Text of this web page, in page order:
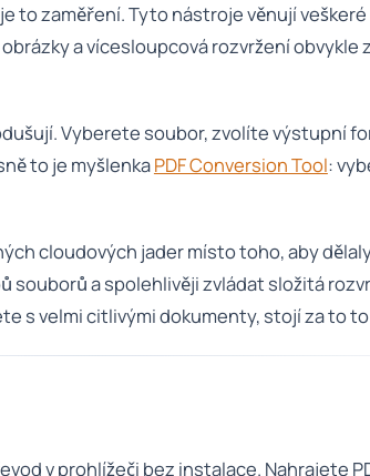
to zaměření. Tyto nástroje věnují
a vícesloupcová rozvržení
Vyberete soubor, zvolíte výstupní
to je myšlenkaPDF Conversion Tool:
cloudových jader místo toho, aby
a spolehlivěji zvládat složitá
s velmi citlivými dokumenty, stojí za to
v prohlížeči bez instalace. Nahrajete